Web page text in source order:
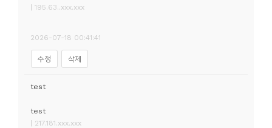
| 195.63..xxx.xxx
2026-07-18 00:41:41
수정 삭제
test
test
| 217.181.xxx.xxx